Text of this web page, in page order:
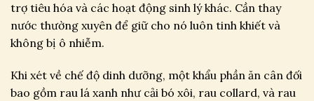
trợ tiêu hóa và các hoạt động sinh lý khác. Cần thay
nước thường xuyên để giữ cho nó luôn tinh khiết và
không bị ô nhiễm.
Khi xét về chế độ dinh dưỡng, một khẩu phần ăn cân đối
bao gồm rau lá xanh như cải bó xôi, rau collard, và rau